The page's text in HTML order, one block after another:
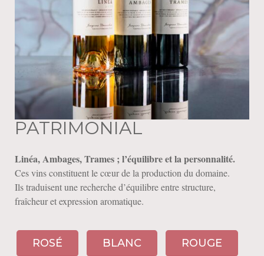
PATRIMONIAL
Linéa, Ambages, Trames ; l’équilibre et la personnalité.
Ces vins constituent le cœur de la production du domaine.
Ils traduisent une recherche d’équilibre entre structure,
fraîcheur et expression aromatique.
ROSÉ BLANC ROUGE